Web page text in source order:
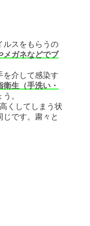
ルスをもらうの
メガネなどでブ
を介して感染す
衛生（手洗い・
。
くしてしまう状
です。粛々と